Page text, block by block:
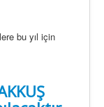
bu yıl için